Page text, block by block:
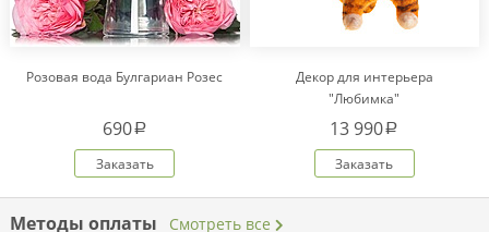
Розовая вода Булгариан Розес
690a
Заказать
Декор для интерьера
"Любимка"
13 990a
Заказать
Методы оплаты Смотреть все